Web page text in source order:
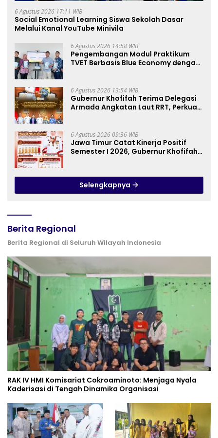
6 Agustus 2026 17:11 WIB
Social Emotional Learning Siswa Sekolah Dasar
Melalui Kanal YouTube Minivila
6 Agustus 2026 14:58 WIB
Pengembangan Modul Praktikum
TVET Berbasis Blue Economy dengan
Pariwisata Dukung Pencapaian
SDGs
6 Agustus 2026 13:54 WIB
Gubernur Khofifah Terima Delegasi
Armada Angkatan Laut RRT, Perkuat
6 Agustus 2026 09:36 WIB
Jawa Timur Catat Kinerja Positif
Semester I 2026, Gubernur Khofifah:
Selengkapnya
Berita Regional
Berita Regional di Seluruh Wilayah Indonesia
RAK IV HMI Komisariat Cokroaminoto: Menjaga Nyala
Kaderisasi di Tengah Dinamika Organisasi